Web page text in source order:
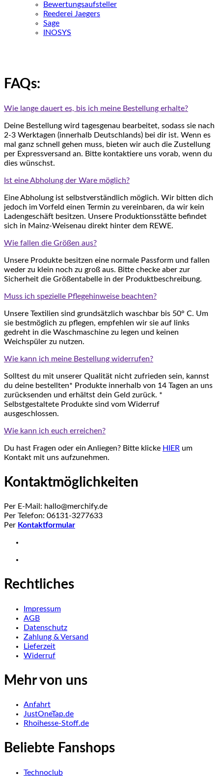
Bewertungsaufsteller
Reederei Jaegers
Sage
INOSYS
FAQs:
Wie lange dauert es, bis ich meine Bestellung erhalte?
Deine Bestellung wird tagesgenau bearbeitet, sodass sie nach
2-3 Werktagen (innerhalb Deutschlands) bei dir ist. Wenn es
mal ganz schnell gehen muss, bieten wir auch die Zustellung
per Expressversand an. Bitte kontaktiere uns vorab, wenn du
dies wünschst.
Ist eine Abholung der Ware möglich?
Eine Abholung ist selbstverständlich möglich. Wir bitten dich
jedoch im Vorfeld einen Termin zu vereinbaren, da wir kein
Ladengeschäft besitzen. Unsere Produktionsstätte befindet
sich in Mainz-Weisenau direkt hinter dem REWE.
Wie fallen die Größen aus?
Unsere Produkte besitzen eine normale Passform und fallen
weder zu klein noch zu groß aus. Bitte checke aber zur
Sicherheit die Größentabelle in der Produktbeschreibung.
Muss ich spezielle Pflegehinweise beachten?
Unsere Textilien sind grundsätzlich waschbar bis 50° C. Um
sie bestmöglich zu pflegen, empfehlen wir sie auf links
gedreht in die Waschmaschine zu legen und keinen
Weichspüler zu nutzen.
Wie kann ich meine Bestellung widerrufen?
Solltest du mit unserer Qualität nicht zufrieden sein, kannst
du deine bestellten* Produkte innerhalb von 14 Tagen an uns
zurücksenden und erhältst dein Geld zurück. *
Selbstgestaltete Produkte sind vom Widerruf
ausgeschlossen.
Wie kann ich euch erreichen?
Du hast Fragen oder ein Anliegen? Bitte klicke HIER um
Kontakt mit uns aufzunehmen.
Kontaktmöglichkeiten
Per E-Mail: hallo@merchify.de
Per Telefon: 06131-3277633
Per Kontaktformular
Rechtliches
Impressum
AGB
Datenschutz
Zahlung & Versand
Lieferzeit
Widerruf
Mehr von uns
Anfahrt
JustOneTap.de
Rhoihesse-Stoff.de
Beliebte Fanshops
Technoclub